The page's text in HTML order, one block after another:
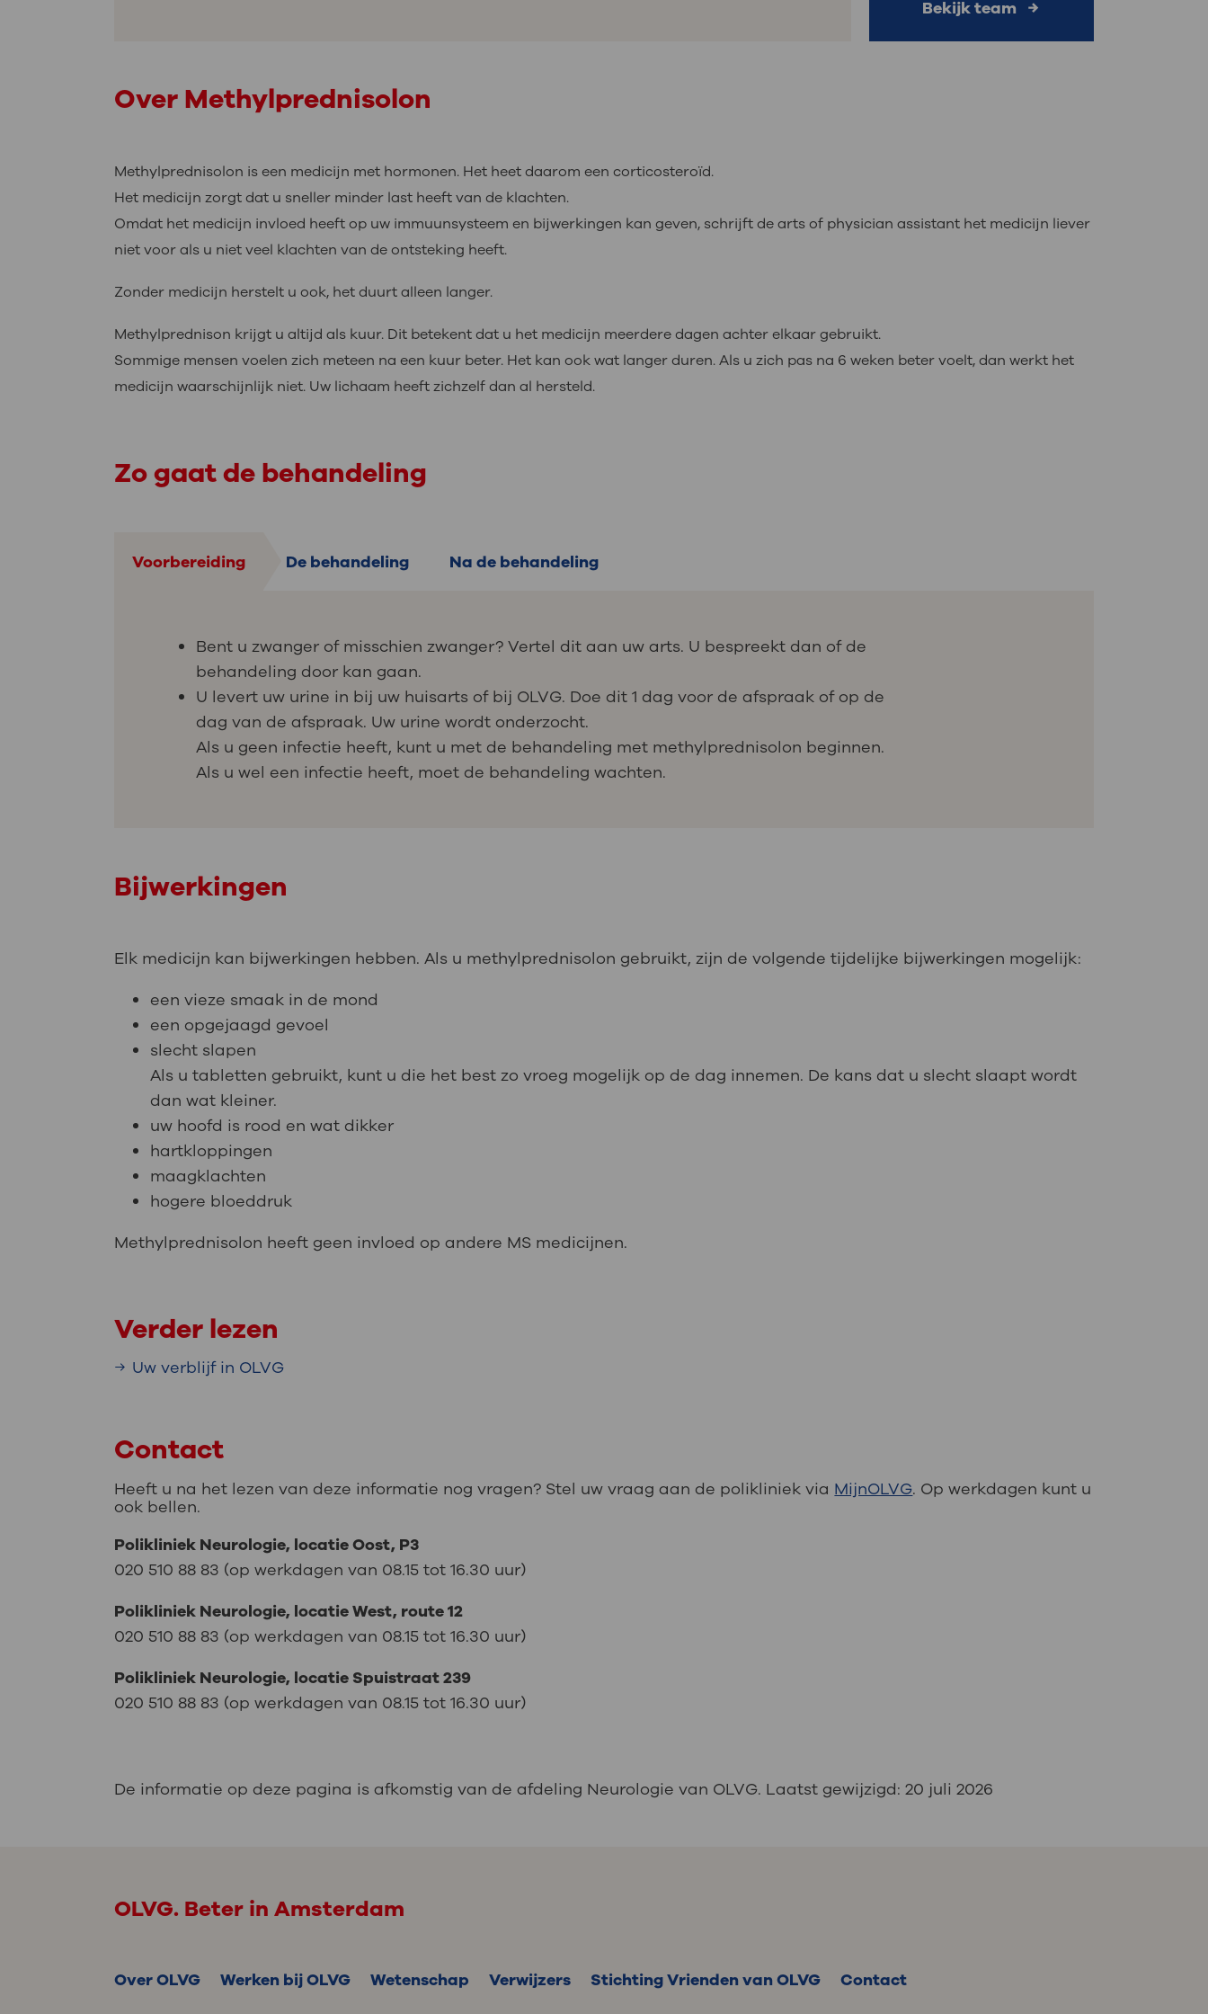
Bekijk team
Over Methylprednisolon
Methylprednisolon is een medicijn met hormonen. Het heet daarom een corticosteroïd.
Het medicijn zorgt dat u sneller minder last heeft van de klachten.
Omdat het medicijn invloed heeft op uw immuunsysteem en bijwerkingen kan geven, schrijft de arts of physician assistant het medicijn liever
niet voor als u niet veel klachten van de ontsteking heeft.
Zonder medicijn herstelt u ook, het duurt alleen langer.
Methylprednison krijgt u altijd als kuur. Dit betekent dat u het medicijn meerdere dagen achter elkaar gebruikt.
Sommige mensen voelen zich meteen na een kuur beter. Het kan ook wat langer duren. Als u zich pas na 6 weken beter voelt, dan werkt het
medicijn waarschijnlijk niet. Uw lichaam heeft zichzelf dan al hersteld.
Zo gaat de behandeling
Voorbereiding De behandeling Na de behandeling
Bent u zwanger of misschien zwanger? Vertel dit aan uw arts. U bespreekt dan of de
behandeling door kan gaan.
U levert uw urine in bij uw huisarts of bij OLVG. Doe dit 1 dag voor de afspraak of op de
dag van de afspraak. Uw urine wordt onderzocht.
Als u geen infectie heeft, kunt u met de behandeling met methylprednisolon beginnen.
Als u wel een infectie heeft, moet de behandeling wachten.
Bijwerkingen
Elk medicijn kan bijwerkingen hebben. Als u methylprednisolon gebruikt, zijn de volgende tijdelijke bijwerkingen mogelijk:
een vieze smaak in de mond
een opgejaagd gevoel
slecht slapen
Als u tabletten gebruikt, kunt u die het best zo vroeg mogelijk op de dag innemen. De kans dat u slecht slaapt wordt
dan wat kleiner.
uw hoofd is rood en wat dikker
hartkloppingen
maagklachten
hogere bloeddruk
Methylprednisolon heeft geen invloed op andere MS medicijnen.
Verder lezen
Uw verblijf in OLVG
Contact
Heeft u na het lezen van deze informatie nog vragen? Stel uw vraag aan de polikliniek via MijnOLVG. Op werkdagen kunt u
ook bellen.
Polikliniek Neurologie, locatie Oost, P3
020 510 88 83 (op werkdagen van 08.15 tot 16.30 uur)
Polikliniek Neurologie, locatie West, route 12
020 510 88 83 (op werkdagen van 08.15 tot 16.30 uur)
Polikliniek Neurologie, locatie Spuistraat 239
020 510 88 83 (op werkdagen van 08.15 tot 16.30 uur)
De informatie op deze pagina is afkomstig van de afdeling Neurologie van OLVG. Laatst gewijzigd:20 juli 2026
OLVG. Beter in Amsterdam
Over OLVG Werken bij OLVG Wetenschap Verwijzers Stichting Vrienden van OLVG Contact